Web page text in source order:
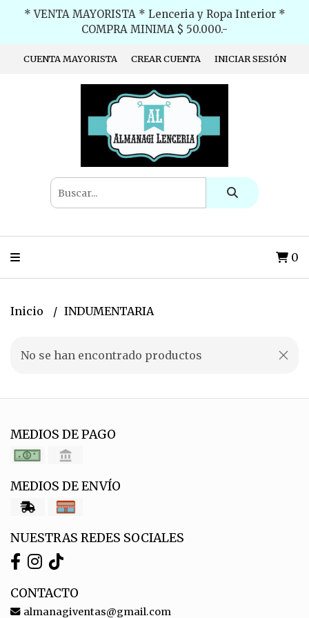
* VENTA MAYORISTA * Lenceria y Ropa Interior *
COMPRA MINIMA $ 50.000.-
CUENTA MAYORISTA CREAR CUENTA INICIAR SESIÓN
0
Inicio INDUMENTARIA
No se han encontrado productos
MEDIOS DE PAGO
MEDIOS DE ENVÍO
NUESTRAS REDES SOCIALES
CONTACTO
almanagiventas@gmail.com